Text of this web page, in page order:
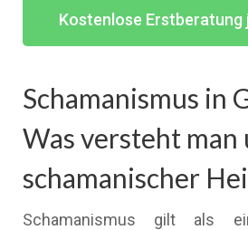
Kostenlose Erstberatung
Schamanismus in
Was versteht man
schamanischer
Schamanismus gilt als